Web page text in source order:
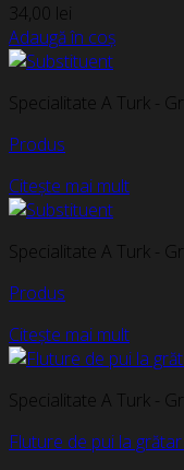
34,00 lei
Adaugă în coș
Specialitate A Turk -
Produs
Citește mai mult
Specialitate A Turk -
Produs
Citește mai mult
Specialitate A Turk -
Fluture de pui la